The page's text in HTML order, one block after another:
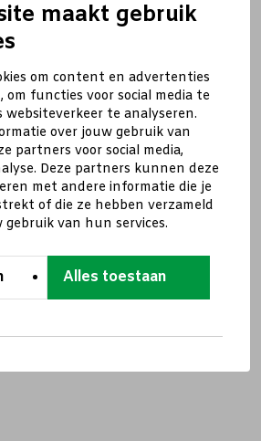
maakt gebruik
om content en advertenties
om functies voor social media te
websiteverkeer te analyseren.
over jouw gebruik van
partners voor social media,
Deze partners kunnen deze
met andere informatie die je
of die ze hebben verzameld
gebruik van hun services.
Alles toestaan